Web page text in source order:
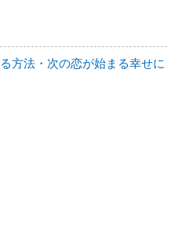
方法・次の恋が始まる幸せに